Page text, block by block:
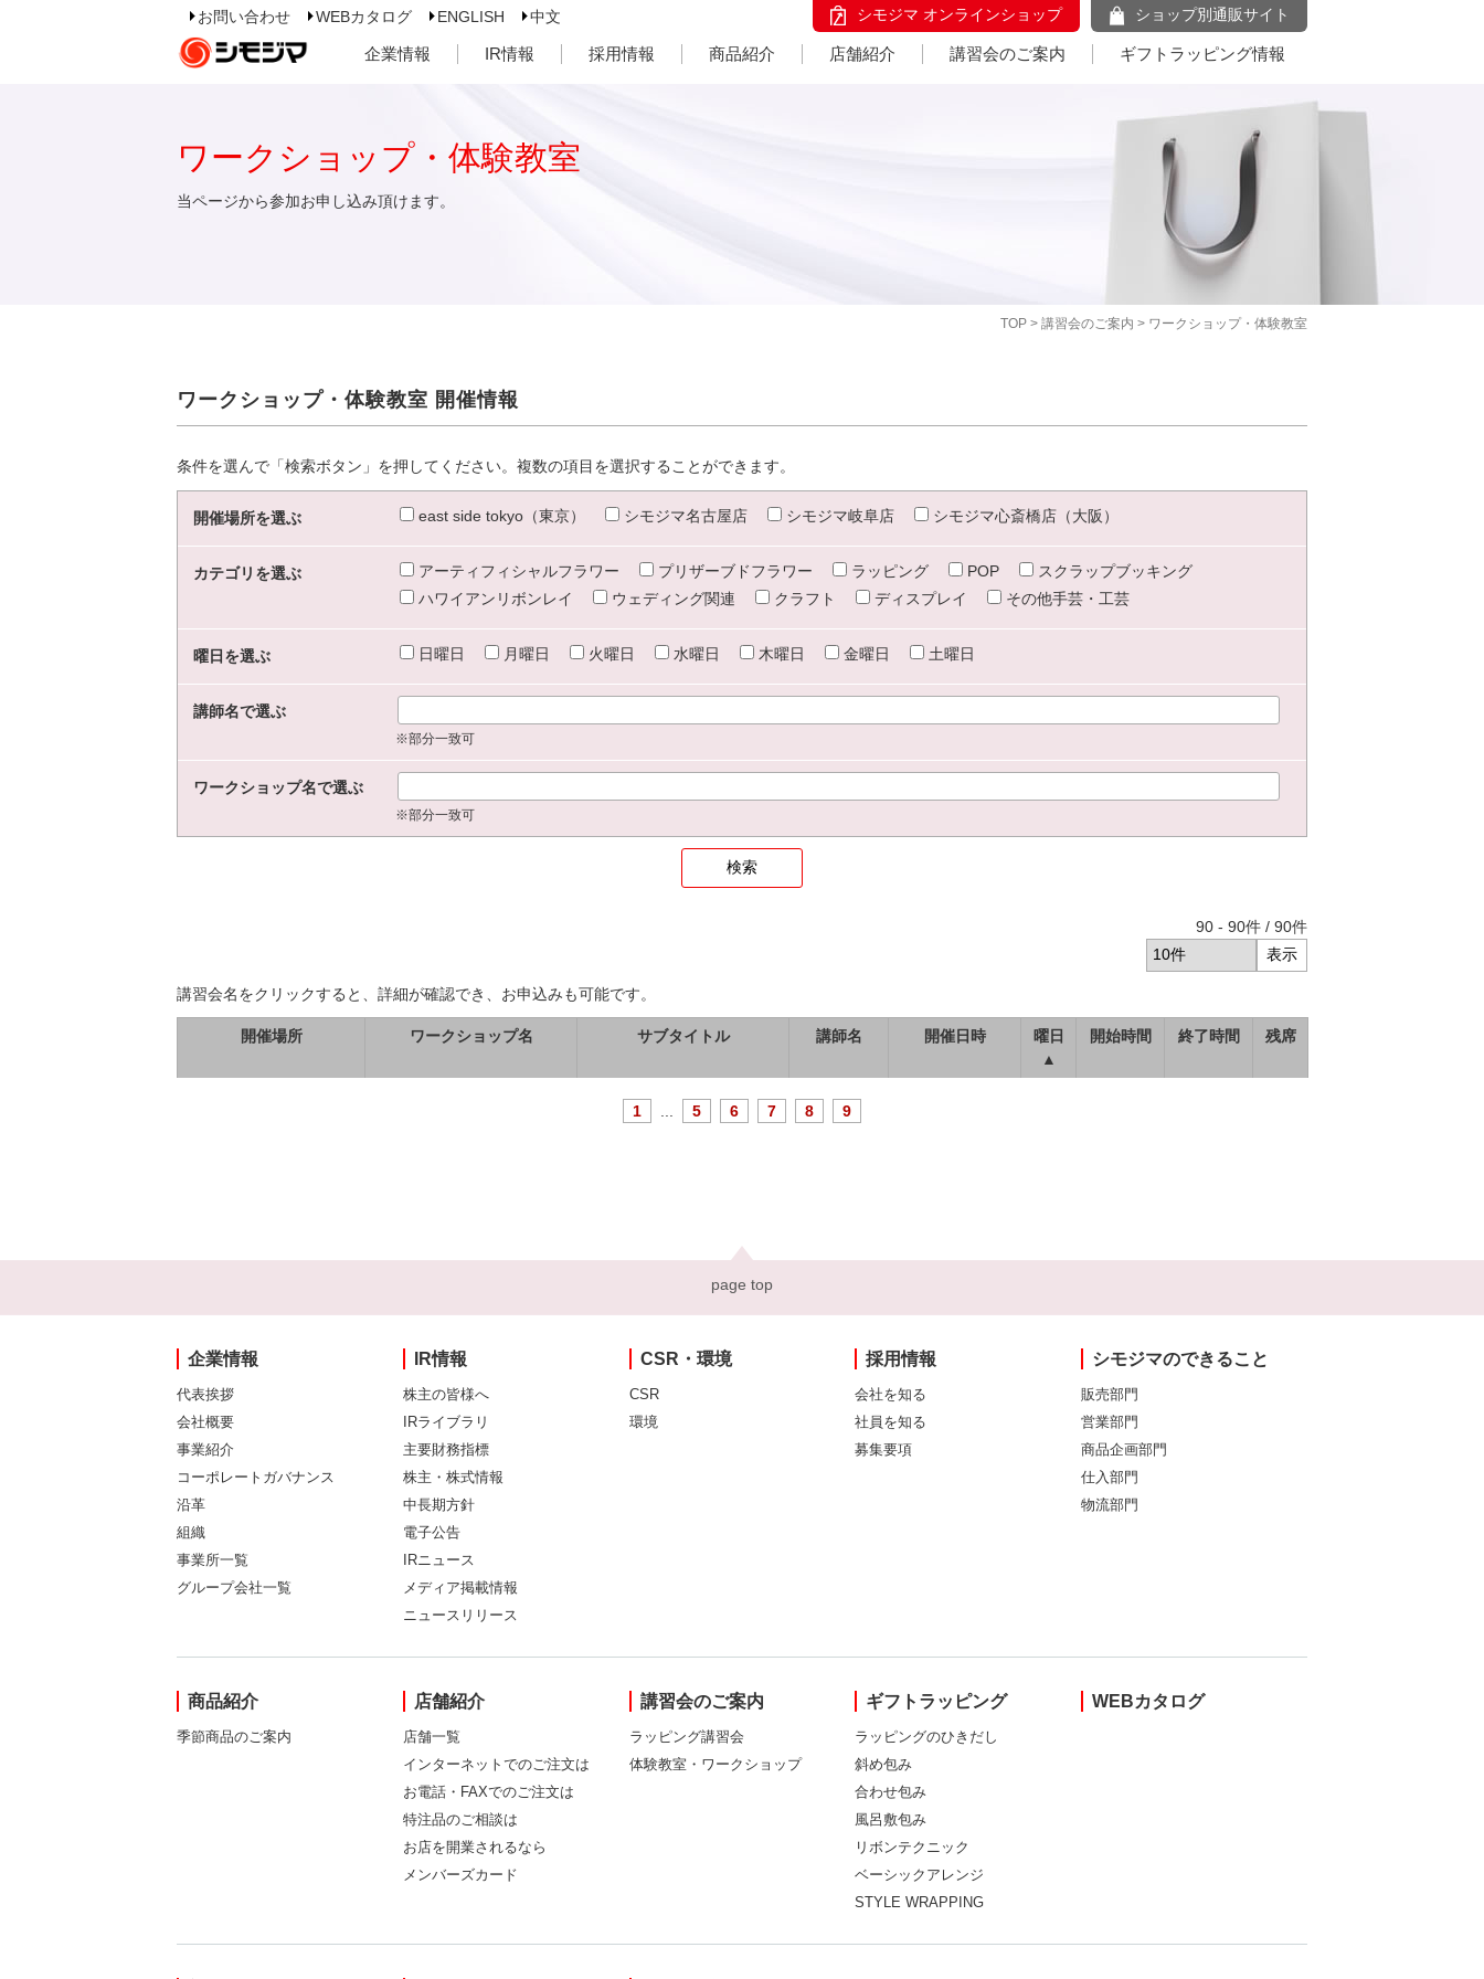
お問い合わせ WEBカタログ ENGLISH 中文 シモジマ オンラインショップ ショップ別通販サイト
企業情報 IR情報 採用情報 商品紹介 店舗紹介 講習会のご案内 ギフトラッピング情報
TOP > 講習会のご案内 > ワークショップ・体験教室
ワークショップ・体験教室
当ページから参加お申し込み頂けます。
ワークショップ・体験教室 開催情報
条件を選んで「検索ボタン」を押してください。複数の項目を選択することができます。
開催場所を選ぶ east side tokyo（東京） シモジマ名古屋店 シモジマ岐阜店 シモジマ心斎橋店（大阪）
カテゴリを選ぶ アーティフィシャルフラワー プリザーブドフラワー ラッピング POP
スクラップブッキング
ハワイアンリボンレイ
ウェディング関連 クラフト ディスプレイ その他手芸・工芸
曜日を選ぶ 日曜日 月曜日 火曜日 水曜日 木曜日 金曜日 土曜日
講師名で選ぶ
※部分一致可
ワークショップ名で選ぶ
※部分一致可
90 - 90件 / 90件
講習会名をクリックすると、詳細が確認でき、お申込みも可能です。
開催場所 ワークショップ名 サブタイトル 講師名 開催日時
曜日
▲
開始時間 終了時間 残席
1 5 6 7 8 9
page top
企業情報
代表挨拶
会社概要
事業紹介
コーポレートガバナンス
沿革
組織
事業所一覧
グループ会社一覧
IR情報
株主の皆様へ
IRライブラリ
主要財務指標
株主・株式情報
中長期方針
電子公告
IRニュース
メディア掲載情報
ニュースリリース
CSR・環境
CSR
環境
採用情報
会社を知る
社員を知る
募集要項
シモジマのできること
販売部門
営業部門
商品企画部門
仕入部門
物流部門
商品紹介
季節商品のご案内
店舗紹介
店舗一覧
インターネットでのご注文は
お電話・FAXでのご注文は
特注品のご相談は
お店を開業されるなら
メンバーズカード
講習会のご案内
ラッピング講習会
体験教室・ワークショップ
ギフトラッピング
ラッピングのひきだし
斜め包み
合わせ包み
風呂敷包み
リボンテクニック
ベーシックアレンジ
STYLE WRAPPING
WEBカタログ